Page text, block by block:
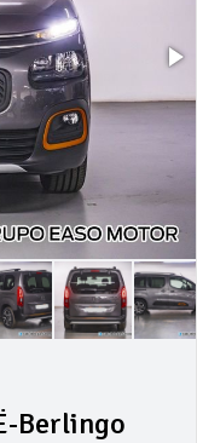
Berlingo